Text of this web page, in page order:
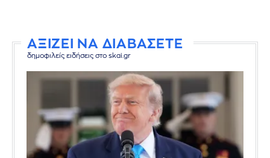
ΑΞΙΖΕΙ ΝΑ ΔΙΑΒΑΣΕΤΕ
δημοφιλείς ειδήσεις στο skai.gr